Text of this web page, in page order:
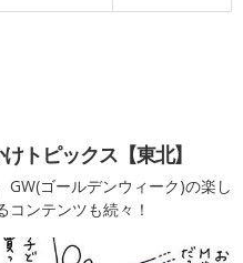
トピックス【東北】
GW(ゴールデンウィーク)の楽し
ンテンツも続々！